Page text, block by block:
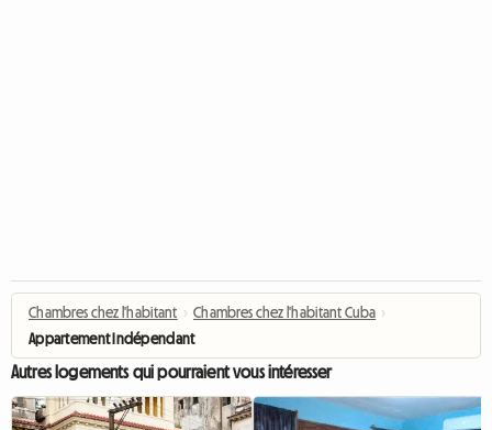
Chambres chez l'habitant › Chambres chez l'habitant Cuba ›
Appartement Indépendant
Autres logements qui pourraient vous intéresser